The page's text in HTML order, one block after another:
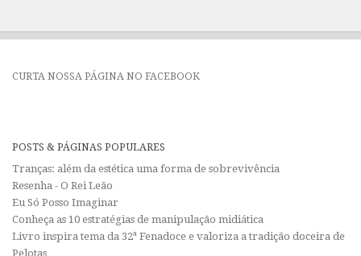
CURTA NOSSA PÁGINA NO FACEBOOK
POSTS & PÁGINAS POPULARES
Tranças: além da estética uma forma de sobrevivência
Resenha - O Rei Leão
Eu Só Posso Imaginar
Conheça as 10 estratégias de manipulação midiática
Livro inspira tema da 32ª Fenadoce e valoriza a tradição doceira de
Pelotas